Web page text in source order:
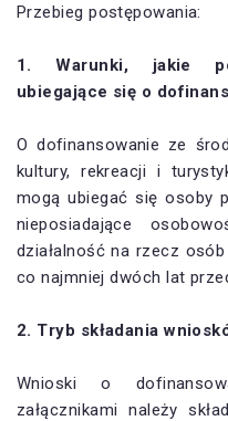
Przebieg postępowania:
1. Warunki, jakie
ubiegające się o
O dofinansowanie ze
kultury, rekreacji i
mogą ubiegać się osoby
nieposiadające
działalność na rzecz
co najmniej dwóch lat
2. Tryb składania
Wnioski o
załącznikami należy